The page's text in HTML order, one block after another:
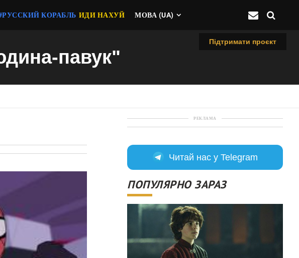
КОРАБЛЬ ИДИ НАХУЙ МОВА (UA)
Підтримати проєкт
павук"
РЕКЛАМА
Читай нас у Telegram
ПОПУЛЯРНО ЗАРАЗ